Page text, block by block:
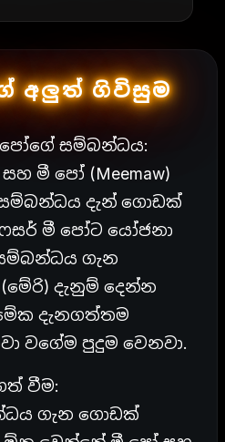
අලුත් ගිවිසුම
පෝගේ සම්බන්ධය:
මී පෝ (Meemaw)
දැන් ගොඩක්
මී පෝට යෝජනා
ගැන
දැනුම් දෙන්න
දැනගත්තම
වගේම පුදුම වෙනවා.
වීම:
ගැන ගොඩක්